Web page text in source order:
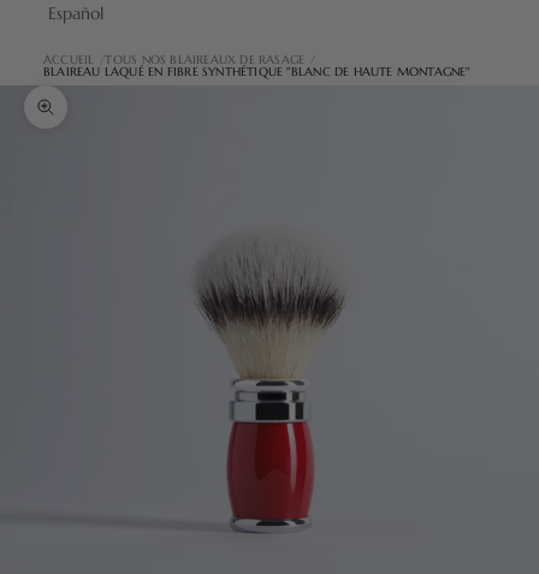
Español
ACCUEIL TOUS NOS BLAIREAUX DE RASAGE
BLAIREAU LAQUÉ EN FIBRE SYNTHÉTIQUE "BLANC DE HAUTE MONTAGNE"
Zoomer sur l'image